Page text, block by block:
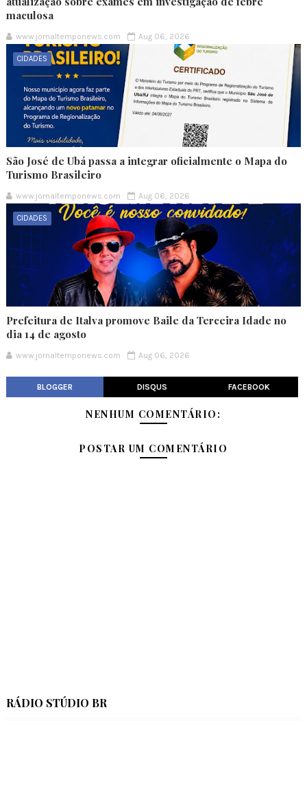
maculosa
www.jornaltemponews.com Aug 06, 2026
CIDADES
São José de Ubá passa a integrar oficialmente o Mapa do
Turismo Brasileiro
www.jornaltemponews.com Aug 06, 2026
CIDADES
Prefeitura de Italva promove Baile da Terceira Idade no
dia 14 de agosto
www.jornaltemponews.com Aug 06, 2026
BLOGGER DISQUS FACEBOOK
NENHUM COMENTÁRIO:
POSTAR UM COMENTÁRIO
RÁDIO STÚDIO BR